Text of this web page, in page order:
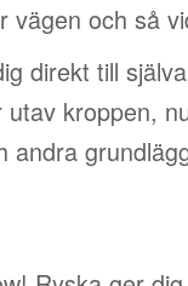
vägen och så
direkt till
kroppen,
andra